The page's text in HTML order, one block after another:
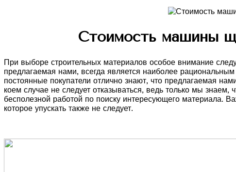
Стоимость машины
При выборе строительных материалов особое внимание
предлагаемая нами, всегда является наиболее
постоянные покупатели отлично знают, что предлагаемая
коем случае не следует отказываться, ведь только мы
бесполезной работой по поиску интересующего материала.
которое упускать также не следует.